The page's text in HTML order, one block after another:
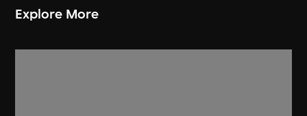
Explore More